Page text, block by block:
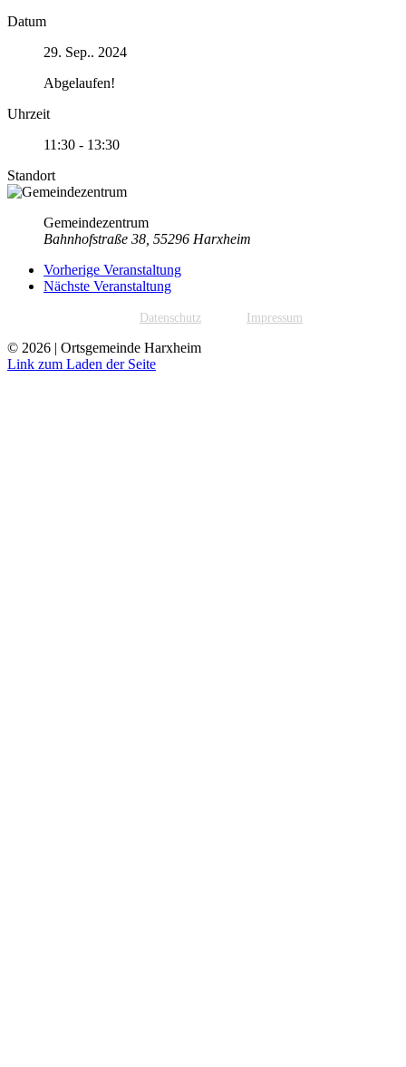
Datum
29. Sep.. 2024
Abgelaufen!
Uhrzeit
11:30 - 13:30
Standort
Gemeindezentrum
Bahnhofstraße 38, 55296 Harxheim
Vorherige Veranstaltung
Nächste Veranstaltung
Datenschutz Impressum
© 2026 | Ortsgemeinde Harxheim
Link zum Laden der Seite